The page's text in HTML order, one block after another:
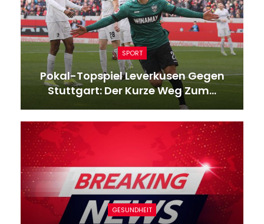
SPORT
Pokal-Topspiel Leverkusen Gegen
Stuttgart: Der Kurze Weg Zum…
GESUNDHEIT